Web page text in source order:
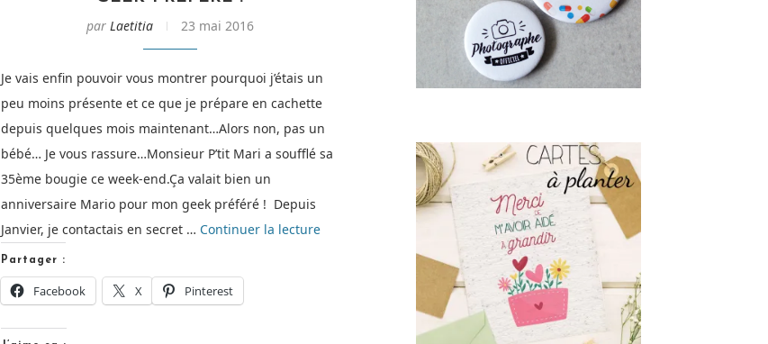
par Laetitia 23 mai 2016
Je vais enfin pouvoir vous montrer pourquoi j’étais un
peu moins présente et ce que je prépare en cachette
depuis quelques mois maintenant…Alors non, pas un
bébé… Je vous rassure…Monsieur P’tit Mari a soufflé sa
35ème bougie ce week-end.Ça valait bien un
anniversaire Mario pour mon geek préféré ! Depuis
Janvier, je contactais en secret … Continuer la lecturede
Partager :
Facebook X Pinterest